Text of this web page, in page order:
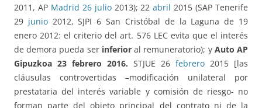
2011, AP Madrid 26 julio2013); 22abril 2015 (SAP Tenerife
29 junio2012, SJPI 6 San Cristóbal de la Laguna de 19
enero 2012: el criterio del art. 576 LEC evita que el interés
de demora pueda ser inferioral remuneratorio); y Auto AP
Gipuzkoa 23 febrero 2016. STJUE 26 febrero 2015 [las
cláusulas controvertidas –modificación unilateral por
prestataria del interés variable y comisión de riesgo- no
forman parte del objeto principal del contrato ni de la